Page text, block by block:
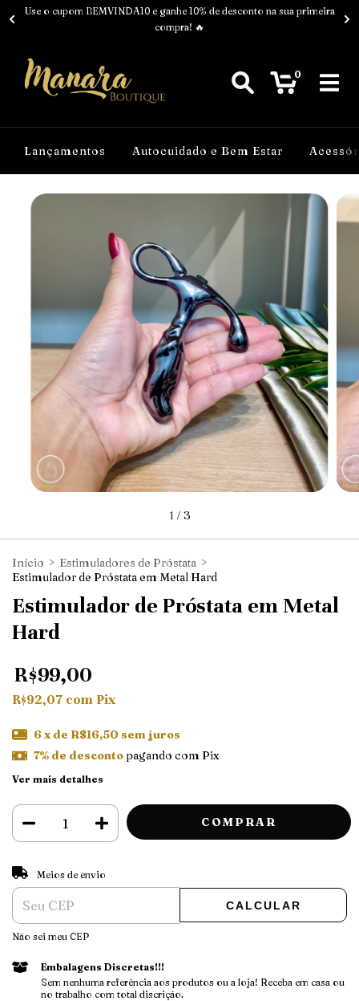
Use o cupom BEMVINDA10 e ganhe 10% de desconto na sua primeira
compra! 🔥
0
Lançamentos Autocuidado e Bem Estar
1/ 3
Início > Estimuladores de Próstata >
Estimulador de Próstata em Metal Hard
Estimulador de Próstata em Metal
Hard
R$99,00
R$92,07 com Pix
6 x de R$16,50 sem juros
7% de descontopagando com Pix
Ver mais detalhes
Entregas para o CEP:
Meios de envio
CALCULAR
Não sei meu CEP
Embalagens Discretas!!!
Sem nenhuma referência aos produtos ou a loja! Receba em casa ou
no trabalho com total discrição.